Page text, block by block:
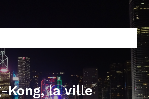
Kong, la ville